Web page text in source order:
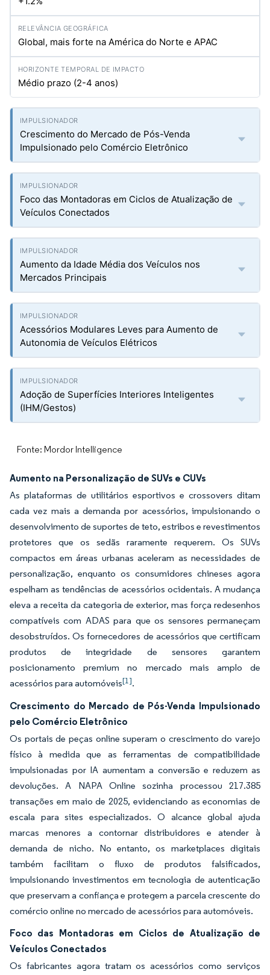
Global, mais forte na América do Norte e APAC
Médio prazo (2-4 anos)
Crescimento do Mercado de Pós-Venda
Impulsionado pelo Comércio Eletrônico
Foco das Montadoras em Ciclos de Atualização de
Veículos Conectados
Aumento da Idade Média dos Veículos nos
Mercados Principais
Acessórios Modulares Leves para Aumento de
Autonomia de Veículos Elétricos
Adoção de Superfícies Interiores Inteligentes
(IHM/Gestos)
Fonte: Mordor Intelligence
Aumento na Personalização de SUVs e CUVs
As plataformas de utilitários esportivos e crossovers ditam
cada vez mais a demanda por acessórios, impulsionando o
desenvolvimento de suportes de teto, estribos e revestimentos
protetores que os sedãs raramente requerem. Os SUVs
compactos em áreas urbanas aceleram as necessidades de
personalização, enquanto os consumidores chineses agora
espelham as tendências de acessórios ocidentais. A mudança
eleva a receita da categoria de exterior, mas força redesenhos
compatíveis com ADAS para que os sensores permaneçam
desobstruídos. Os fornecedores de acessórios que certificam
produtos de integridade de sensores garantem
posicionamento premium no mercado mais amplo de
acessórios para automóveis[1].
Crescimento do Mercado de Pós-Venda Impulsionado
pelo Comércio Eletrônico
Os portais de peças online superam o crescimento do varejo
físico à medida que as ferramentas de compatibilidade
impulsionadas por IA aumentam a conversão e reduzem as
devoluções. A NAPA Online sozinha processou 217.385
transações em maio de 2025, evidenciando as economias de
escala para sites especializados. O alcance global ajuda
marcas menores a contornar distribuidores e atender à
demanda de nicho. No entanto, os marketplaces digitais
também facilitam o fluxo de produtos falsificados,
impulsionando investimentos em tecnologia de autenticação
que preservam a confiança e protegem a parcela crescente do
comércio online no mercado de acessórios para automóveis.
Foco das Montadoras em Ciclos de Atualização de
Veículos Conectados
Os fabricantes agora tratam os acessórios como serviços